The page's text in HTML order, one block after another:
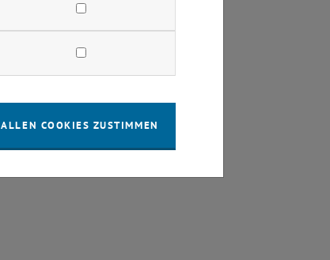
ALLEN COOKIES ZUSTIMMEN